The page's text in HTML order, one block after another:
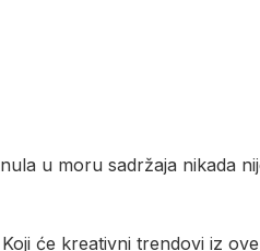
u moru sadržaja nikada
će kreativni trendovi iz